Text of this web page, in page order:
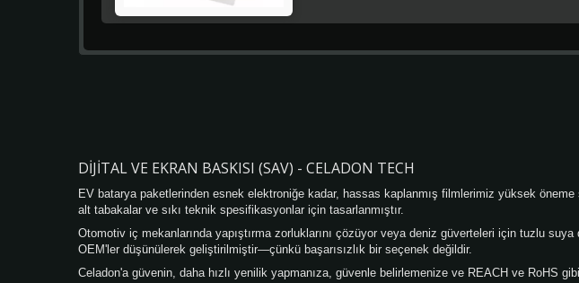
DIJITAL VE EKRAN BASKISI (SAV) - CELADON TECH
EV batarya paketlerinden esnek elektroniğe kadar, hassas kaplanmış filmlerimiz yüksek öneme
alt tabakalar ve sıkı teknik spesifikasyonlar için tasarlanmıştır.
Otomotiv iç mekanlarında yapıştırma zorluklarını çözüyor veya deniz güverteleri için tuzlu
OEM'ler düşünülerek geliştirilmiştir—çünkü başarısızlık bir seçenek değildir.
Celadon'a güvenin, daha hızlı yenilik yapmanıza, güvenle belirlemenize ve REACH ve RoHS